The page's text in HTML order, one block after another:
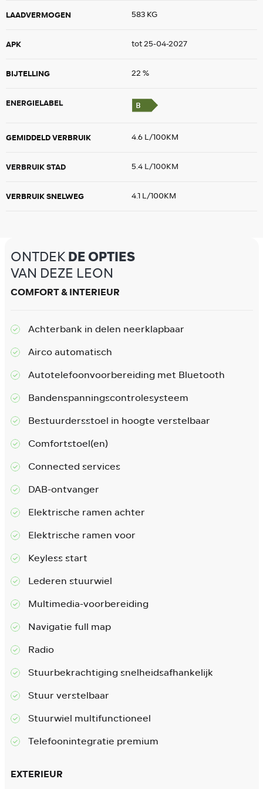
LAADVERMOGEN 583 KG
APK tot 25-04-2027
BIJTELLING 22 %
ENERGIELABEL
GEMIDDELD VERBRUIK 4.6 L/100KM
VERBRUIK STAD 5.4 L/100KM
VERBRUIK SNELWEG 4.1 L/100KM
ONTDEK DE OPTIES
VAN DEZE LEON
COMFORT & INTERIEUR
Achterbank in delen neerklapbaar
Airco automatisch
Autotelefoonvoorbereiding met Bluetooth
Bandenspanningscontrolesysteem
Bestuurdersstoel in hoogte verstelbaar
Comfortstoel(en)
Connected services
DAB-ontvanger
Elektrische ramen achter
Elektrische ramen voor
Keyless start
Lederen stuurwiel
Multimedia-voorbereiding
Navigatie full map
Radio
Stuurbekrachtiging snelheidsafhankelijk
Stuur verstelbaar
Stuurwiel multifunctioneel
Telefoonintegratie premium
EXTERIEUR